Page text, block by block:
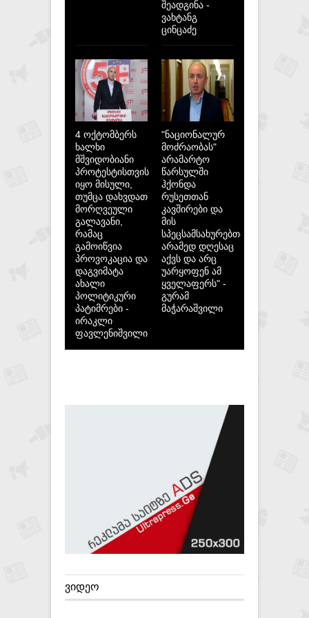
შეადგინა -
ვახტანგ
ცინცაძე
4 ოქტომბერს
ხალხი
მშვიდობიანი
პროტესტისთვის
იყო მისული,
თუმცა დახვდათ
მორღვეული
გალავანი,
რამაც
გამოიწვია
პროვოკაცია და
დაგვიმატა
ახალი
პოლიტიკური
პატიმრები -
ირაკლი
ფავლენიშვილი
"ნაციონალურ
მოძრაობას"
არამარტო
წარსულში
ჰქონდა
რუსეთთან
კავშირები და
მის
სპეცსამსახურებთან,
არამედ დღესაც
აქვს და არც
უარყოფენ ამ
ყველაფერს" -
გურამ
მაჭარაშვილი
ᲕᲘᲓᲔᲝ